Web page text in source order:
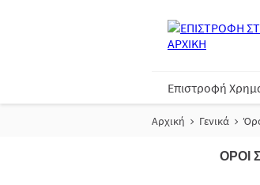
Επιστροφή
Αρχική Γενικά
ΟΡΟΙ